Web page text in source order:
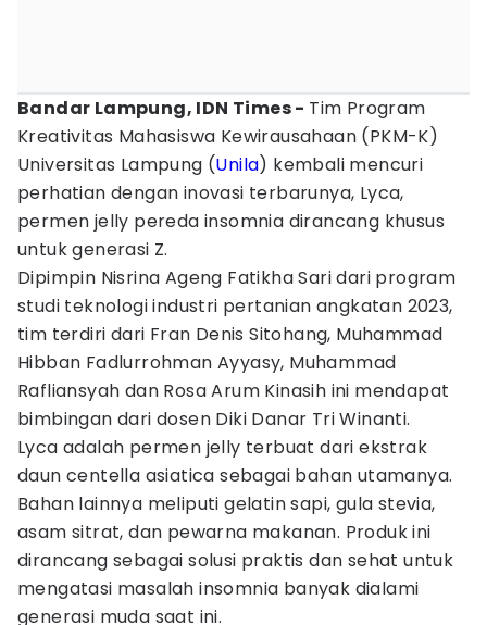
Bandar Lampung, IDN Times - Tim Program
Kreativitas Mahasiswa Kewirausahaan (PKM-K)
Universitas Lampung (Unila) kembali mencuri
perhatian dengan inovasi terbarunya, Lyca,
permen jelly pereda insomnia dirancang khusus
untuk generasi Z.
Dipimpin Nisrina Ageng Fatikha Sari dari program
studi teknologi industri pertanian angkatan 2023,
tim terdiri dari Fran Denis Sitohang, Muhammad
Hibban Fadlurrohman Ayyasy, Muhammad
Rafliansyah dan Rosa Arum Kinasih ini mendapat
bimbingan dari dosen Diki Danar Tri Winanti.
Lyca adalah permen jelly terbuat dari ekstrak
daun centella asiatica sebagai bahan utamanya.
Bahan lainnya meliputi gelatin sapi, gula stevia,
asam sitrat, dan pewarna makanan. Produk ini
dirancang sebagai solusi praktis dan sehat untuk
mengatasi masalah insomnia banyak dialami
generasi muda saat ini.